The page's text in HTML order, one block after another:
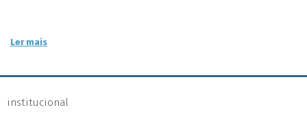
Ler mais
institucional